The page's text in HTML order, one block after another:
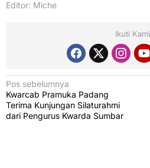
Editor: Miche
Ikuti Kami
N
a
v
Pos sebelumnya
Kwarcab Pramuka Padang
Terima Kunjungan Silaturahmi
dari Pengurus Kwarda Sumbar